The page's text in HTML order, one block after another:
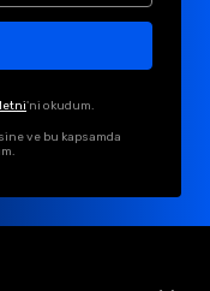
'ni okudum.
ve bu kapsamda